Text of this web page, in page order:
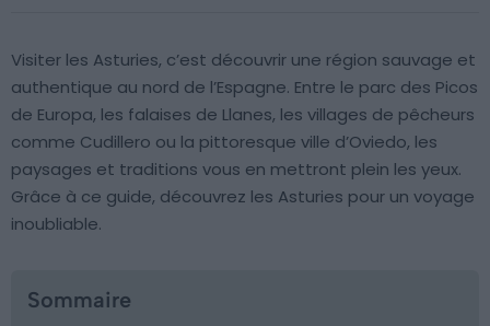
Visiter les Asturies, c’est découvrir une région sauvage et
authentique au nord de l’Espagne. Entre le parc des Picos
de Europa, les falaises de Llanes, les villages de pêcheurs
comme Cudillero ou la pittoresque ville d’Oviedo, les
paysages et traditions vous en mettront plein les yeux.
Grâce à ce guide, découvrez les Asturies pour un voyage
inoubliable.
Sommaire